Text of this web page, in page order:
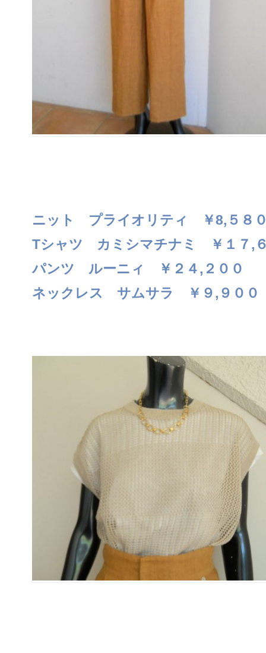
ニット プライオリティ ￥8,５８
Tシャツ カミシマチナミ ￥１７,
パンツ ルーニィ ￥２４,２００
ネックレス サムサラ ￥９,９００